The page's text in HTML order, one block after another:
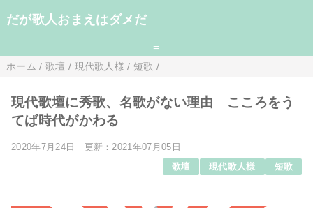
だが歌人おまえはダメだ
=
ホーム / 歌壇 / 現代歌人様 / 短歌 /
現代歌壇に秀歌、名歌がない理由 こころをう
てば時代がかわる
2020年7月24日
更新：2021年07月05日
歌壇
現代歌人様 短歌